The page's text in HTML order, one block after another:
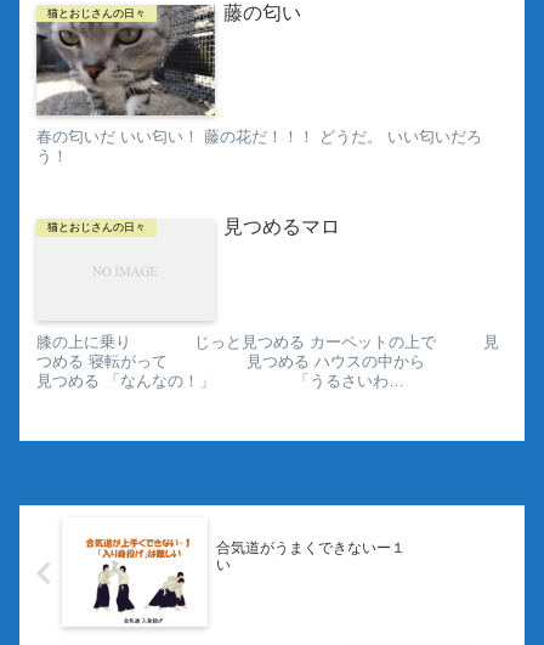
猫とおじさんの日々 藤の匂い
春の匂いだ いい匂い！ 藤の花だ！！！ どうだ。 いい匂いだろ
う！
猫とおじさんの日々 見つめるマロ
膝の上に乗り じっと見つめる カーペットの上で 見
つめる 寝転がって 見つめる ハウスの中から
見つめる 「なんなの！」 「うるさいわ
合気道がうまくできないー１